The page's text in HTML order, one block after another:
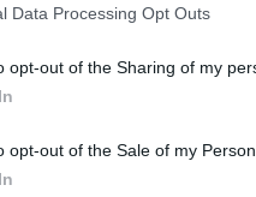
Data Processing Opt Outs
opt-out of the Sharing of my
opt-out of the Sale of my
miközben az
a
kidolgozatlanok.
arra tett javaslatot, hogy a
5%-ponttal)
növelésével, másrészt a